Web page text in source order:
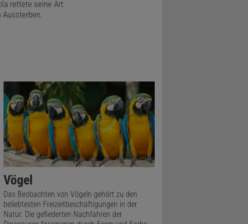
rettete seine Art
Vögel
Das Beobachten von Vögeln gehört zu den
beliebtesten Freizeitbeschäftigungen in der
Natur. Die gefiederten Nachfahren der